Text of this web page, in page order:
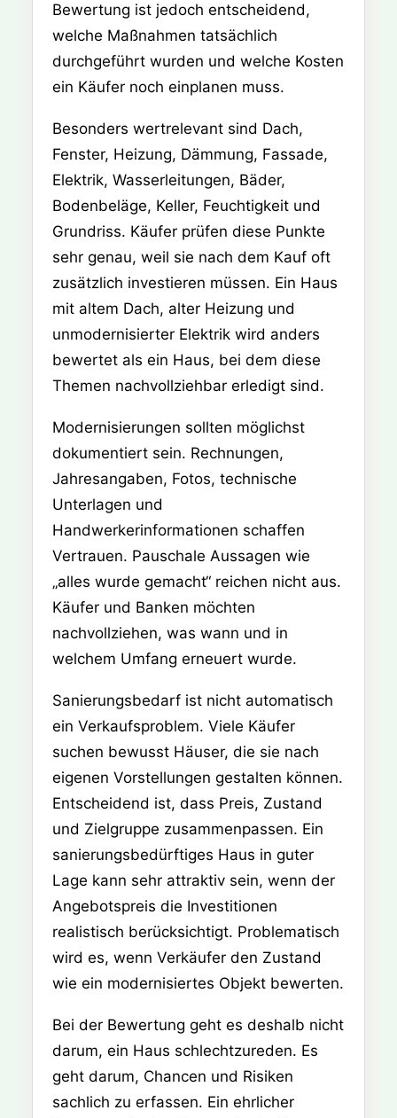
Bewertung ist jedoch entscheidend,
welche Maßnahmen tatsächlich
durchgeführt wurden und welche Kosten
ein Käufer noch einplanen muss.
Besonders wertrelevant sind Dach,
Fenster, Heizung, Dämmung, Fassade,
Elektrik, Wasserleitungen, Bäder,
Bodenbeläge, Keller, Feuchtigkeit und
Grundriss. Käufer prüfen diese Punkte
sehr genau, weil sie nach dem Kauf oft
zusätzlich investieren müssen. Ein Haus
mit altem Dach, alter Heizung und
unmodernisierter Elektrik wird anders
bewertet als ein Haus, bei dem diese
Themen nachvollziehbar erledigt sind.
Modernisierungen sollten möglichst
dokumentiert sein. Rechnungen,
Jahresangaben, Fotos, technische
Unterlagen und
Handwerkerinformationen schaffen
Vertrauen. Pauschale Aussagen wie
„alles wurde gemacht“ reichen nicht aus.
Käufer und Banken möchten
nachvollziehen, was wann und in
welchem Umfang erneuert wurde.
Sanierungsbedarf ist nicht automatisch
ein Verkaufsproblem. Viele Käufer
suchen bewusst Häuser, die sie nach
eigenen Vorstellungen gestalten können.
Entscheidend ist, dass Preis, Zustand
und Zielgruppe zusammenpassen. Ein
sanierungsbedürftiges Haus in guter
Lage kann sehr attraktiv sein, wenn der
Angebotspreis die Investitionen
realistisch berücksichtigt. Problematisch
wird es, wenn Verkäufer den Zustand
wie ein modernisiertes Objekt bewerten.
Bei der Bewertung geht es deshalb nicht
darum, ein Haus schlechtzureden. Es
geht darum, Chancen und Risiken
sachlich zu erfassen. Ein ehrlicher